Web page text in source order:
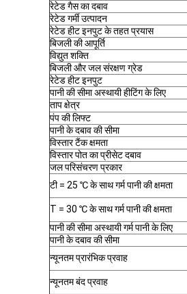
रेटेड गैस का दबाव
रेटेड गर्मी उत्पादन
रेटेड हीट इनपुट के तहत प्रयास
बिजली की आपूर्ति
विद्युत शक्ति
बिजली और जल संरक्षण ग्रेड
रेटेड हीट इनपुट
पानी की सीमा अस्थायी हीटिंग के लिए
ताप क्षेत्र
पंप की लिफ्ट
पानी के दबाव की सीमा
विस्तार टैंक क्षमता
विस्तार पोत का प्रीसेट दबाव
जल परिसंचरण प्रकार
टी = 25 ℃ के साथ गर्म पानी की क्षमता
T = 30 ℃ के साथ गर्म पानी की क्षमता
पानी की सीमा अस्थायी गर्म पानी के लिए
पानी के दबाव की सीमा
न्यूनतम प्रारंभिक प्रवाह
न्यूनतम बंद प्रवाह